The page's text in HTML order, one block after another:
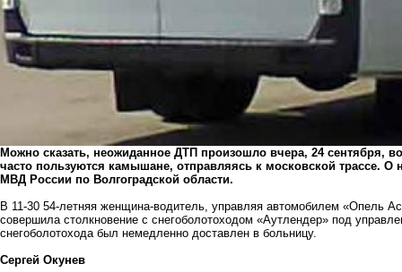
Можно сказать, неожиданное ДТП произошло вчера, 24 сентября,
часто пользуются камышане, отправляясь к московской трассе. О
МВД России по Волгоградской области.
В 11-30 54-летняя женщина-водитель, управляя автомобилем «Опель
совершила столкновение с снегоболотоходом «Аутлендер» под
снегоболотохода был немедленно доставлен в больницу.
Сергей Окунев